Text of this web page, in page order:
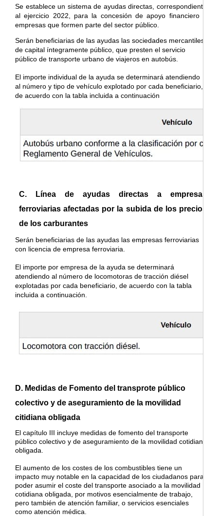
Se establece un sistema de ayudas directas, correspondiente
al ejercicio 2022, para la concesión de apoyo financiero a
empresas que formen parte del sector público.
Serán beneficiarias de las ayudas las sociedades mercantiles
de capital íntegramente público, que presten el servicio
público de transporte urbano de viajeros en autobús.
El importe individual de la ayuda se determinará atendiendo
al número y tipo de vehículo explotado por cada beneficiario,
de acuerdo con la tabla incluida a continuación
C. Línea de ayudas directas a empresas
ferroviarias afectadas por la subida de los precios
de los carburantes
Serán beneficiarias de las ayudas las empresas ferroviarias
con licencia de empresa ferroviaria.
El importe por empresa de la ayuda se determinará
atendiendo al número de locomotoras de tracción diésel
explotadas por cada beneficiario, de acuerdo con la tabla
incluida a continuación.
D. Medidas de Fomento del transprote público
colectivo y de aseguramiento de la movilidad
citidiana obligada
El capítulo III incluye medidas de fomento del transporte
público colectivo y de aseguramiento de la movilidad cotidiana
obligada.
El aumento de los costes de los combustibles tiene un
impacto muy notable en la capacidad de los ciudadanos para
poder asumir el coste del transporte asociado a la movilidad
cotidiana obligada, por motivos esencialmente de trabajo,
pero también de atención familiar, o servicios esenciales
como atención médica.